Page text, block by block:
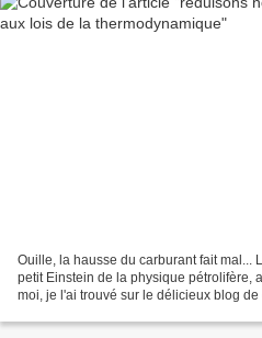
Ouille, la hausse du carburant fait mal...
petit Einstein de la physique pétrolifère,
moi, je l'ai trouvé sur le délicieux blog